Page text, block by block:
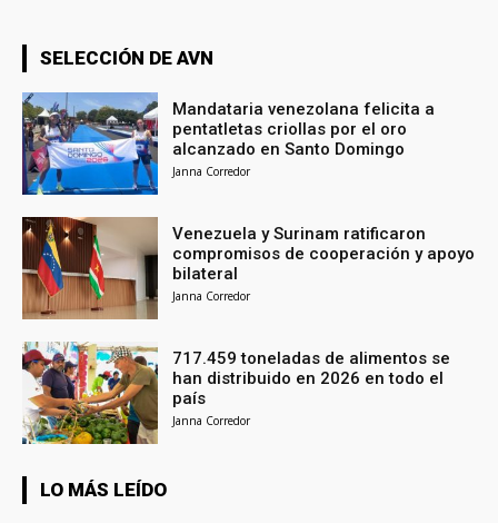
SELECCIÓN DE AVN
Mandataria venezolana felicita a
pentatletas criollas por el oro
alcanzado en Santo Domingo
Janna Corredor
Venezuela y Surinam ratificaron
compromisos de cooperación y apoyo
bilateral
Janna Corredor
717.459 toneladas de alimentos se
han distribuido en 2026 en todo el
país
Janna Corredor
LO MÁS LEÍDO